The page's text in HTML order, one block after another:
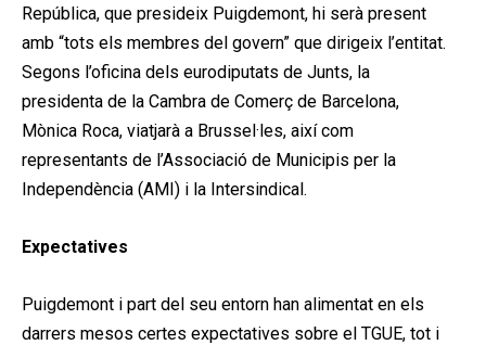
República, que presideix Puigdemont, hi serà present
amb “tots els membres del govern” que dirigeix l’entitat.
Segons l’oficina dels eurodiputats de Junts, la
presidenta de la Cambra de Comerç de Barcelona,
Mònica Roca, viatjarà a Brussel·les, així com
representants de l’Associació de Municipis per la
Independència (AMI) i la Intersindical.
Expectatives
Puigdemont i part del seu entorn han alimentat en els
darrers mesos certes expectatives sobre el TGUE, tot i